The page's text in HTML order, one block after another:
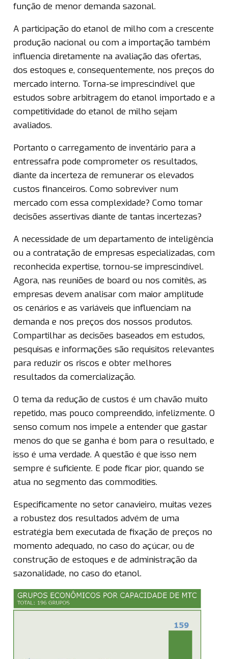
função de menor demanda sazonal.
A participação do etanol de milho com a crescente
produção nacional ou com a importação também
influencia diretamente na avaliação das ofertas,
dos estoques e, consequentemente, nos preços do
mercado interno. Torna-se imprescindível que
estudos sobre arbitragem do etanol importado e a
competitividade do etanol de milho sejam
avaliados.
Portanto o carregamento de inventário para a
entressafra pode comprometer os resultados,
diante da incerteza de remunerar os elevados
custos financeiros. Como sobreviver num
mercado com essa complexidade? Como tomar
decisões assertivas diante de tantas incertezas?
A necessidade de um departamento de inteligência
ou a contratação de empresas especializadas, com
reconhecida expertise, tornou-se imprescindível.
Agora, nas reuniões de board ou nos comitês, as
empresas devem analisar com maior amplitude
os cenários e as variáveis que influenciam na
demanda e nos preços dos nossos produtos.
Compartilhar as decisões baseados em estudos,
pesquisas e informações são requisitos relevantes
para reduzir os riscos e obter melhores
resultados da comercialização.
O tema da redução de custos é um chavão muito
repetido, mas pouco compreendido, infelizmente. O
senso comum nos impele a entender que gastar
menos do que se ganha é bom para o resultado, e
isso é uma verdade. A questão é que isso nem
sempre é suficiente. E pode ficar pior, quando se
atua no segmento das commodities.
Especificamente no setor canavieiro, muitas vezes
a robustez dos resultados advém de uma
estratégia bem executada de fixação de preços no
momento adequado, no caso do açúcar, ou de
construção de estoques e de administração da
sazonalidade, no caso do etanol.